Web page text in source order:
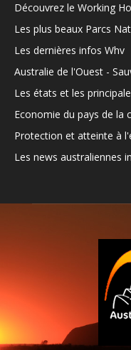
Découvrez le Working
Les plus beaux Parcs
Les dernières infos Whv
Australie de l'Ouest -
Les états et les
Economie du pays de la
Protection et atteinte à
Les news australiennes